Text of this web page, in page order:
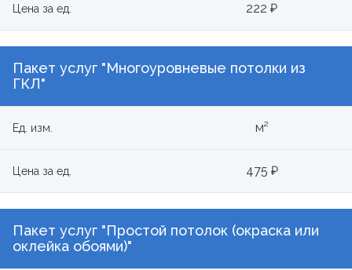
Цена за ед. 222 ₽
Пакет услуг "Многоуровневые потолки из
ГКЛ"
Ед. изм. м²
Цена за ед. 475 ₽
Пакет услуг "Простой потолок (окраска или
оклейка обоями)"